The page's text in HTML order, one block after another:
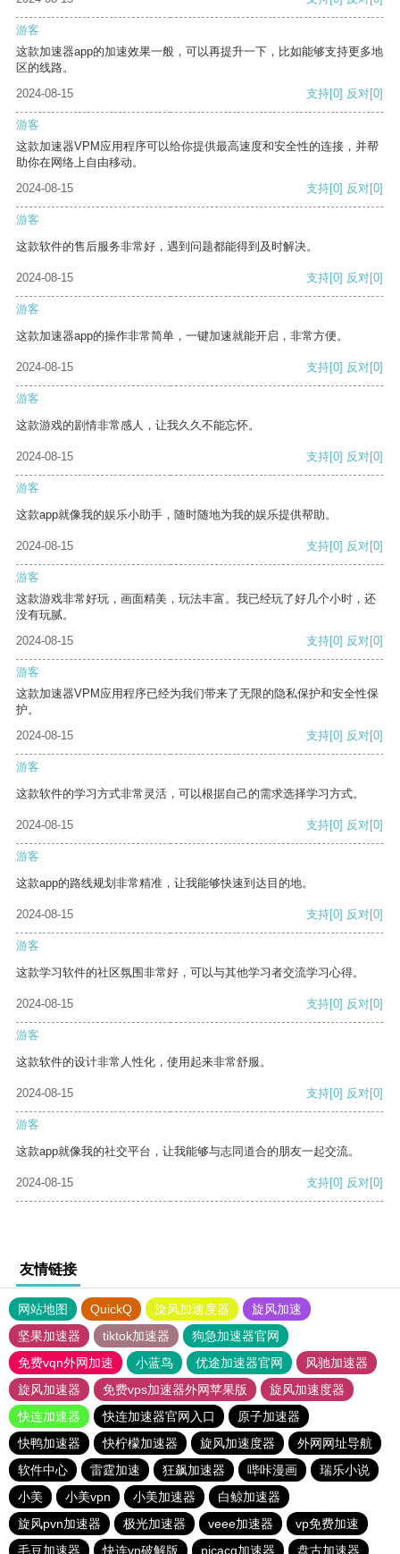
游客
这款加速器app的加速效果一般，可以再提升一下，比如能够支持更多地
区的线路。
2024-08-15
支持[0] 反对[0]
游客
这款加速器VPM应用程序可以给你提供最高速度和安全性的连接，并帮
助你在网络上自由移动。
2024-08-15
支持[0] 反对[0]
游客
这款软件的售后服务非常好，遇到问题都能得到及时解决。
2024-08-15 支持[0] 反对[0]
游客
这款加速器app的操作非常简单，一键加速就能开启，非常方便。
2024-08-15 支持[0] 反对[0]
游客
这款游戏的剧情非常感人，让我久久不能忘怀。
2024-08-15 支持[0] 反对[0]
游客
这款app就像我的娱乐小助手，随时随地为我的娱乐提供帮助。
2024-08-15 支持[0] 反对[0]
游客
这款游戏非常好玩，画面精美，玩法丰富。我已经玩了好几个小时，还
没有玩腻。
2024-08-15
支持[0] 反对[0]
游客
这款加速器VPM应用程序已经为我们带来了无限的隐私保护和安全性保
护。
2024-08-15
支持[0] 反对[0]
游客
这款软件的学习方式非常灵活，可以根据自己的需求选择学习方式。
2024-08-15 支持[0] 反对[0]
游客
这款app的路线规划非常精准，让我能够快速到达目的地。
2024-08-15 支持[0] 反对[0]
游客
这款学习软件的社区氛围非常好，可以与其他学习者交流学习心得。
2024-08-15 支持[0] 反对[0]
游客
这款软件的设计非常人性化，使用起来非常舒服。
2024-08-15 支持[0] 反对[0]
游客
这款app就像我的社交平台，让我能够与志同道合的朋友一起交流。
2024-08-15 支持[0] 反对[0]
友情链接
网站地图 QuickQ 旋风加速度器
旋风加速
坚果加速器
tiktok加速器
狗急加速器官网
免费vqn外网加速
小蓝鸟 优途加速器官网
风驰加速器
旋风加速器
免费vps加速器外网苹果版
旋风加速度器
快连加速器
快连加速器官网入口
原子加速器
快鸭加速器
快柠檬加速器 旋风加速度器
外网网址导航
软件中心
雷霆加速 狂飙加速器 哔咔漫画
瑞乐小说
小美
小美vpn 小美加速器
白鲸加速器
旋风pvn加速器
极光加速器 veee加速器
vp免费加速
毛豆加速器
快连vn破解版 picacg加速器 盘古加速器